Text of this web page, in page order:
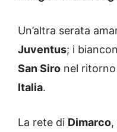
Un’altra serata
Juventus; i
San Siro nel
Italia.
La rete di Dimarco